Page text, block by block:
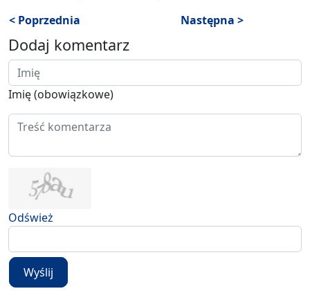
< Poprzednia
Następna >
Dodaj komentarz
Imię (obowiązkowe)
Odśwież
Wyślij